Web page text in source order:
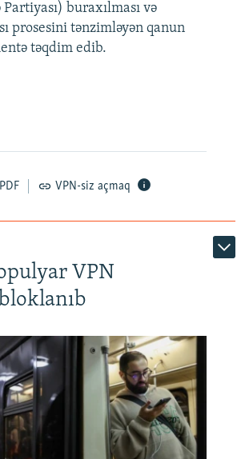
240p 360p 480p
720p 1080p
480p
buraxılması və
prosesini tənzimləyən qanun
təqdim edib.
PDF VPN-siz açmaq
VPN